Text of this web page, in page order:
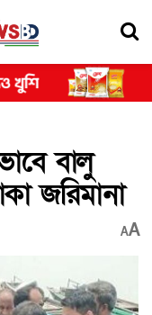
বালু
জরিমানা
AA